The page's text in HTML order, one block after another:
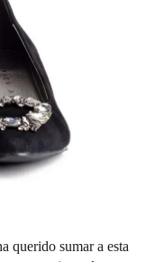
querido sumar a esta